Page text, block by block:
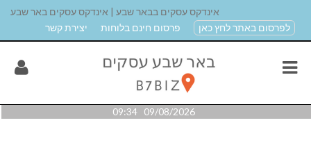
אינדקס עסקים בבאר שבע | אינדקס עסקים באר שבע
לפרסום באתר לחץ כאן
פרסום חינם בלוחות יצירת קשר
09/08/2026 09:34